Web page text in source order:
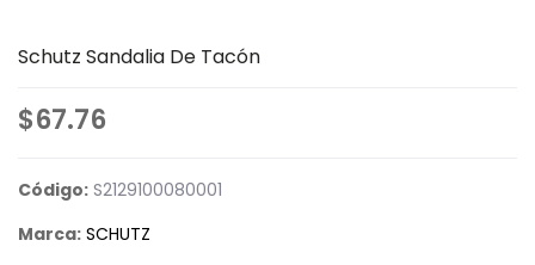
Schutz Sandalia De Tacón
$67.76
Código: S2129100080001
Marca: SCHUTZ